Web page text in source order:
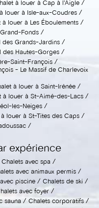
à louer à Cap à l'Aigle
louer à Isle-aux-Coudres
à louer à Les Éboulements
Fonds
des Grands-Jardins
des Hautes-Gorges
Saint-François
- Le Massif de Charlevoix
à louer à Saint-Irénée
à louer à St-Aimé-des-Lacs
les-Neiges
louer à St-Tites des Caps
expérience
Chalets avec spa
avec animaux permis
piscine
Chalets de ski
avec foyer
sauna
Chalets corporatifs